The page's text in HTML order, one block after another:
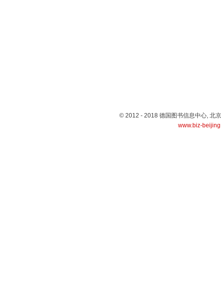
© 2012 - 2018 德国图书信息中心, 北
www.biz-